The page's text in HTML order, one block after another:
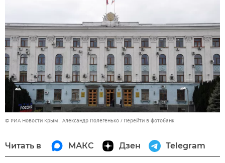
© РИА Новости Крым . Александр Полегенько Перейти в фотобанк
Читать в МАКС Дзен Telegram